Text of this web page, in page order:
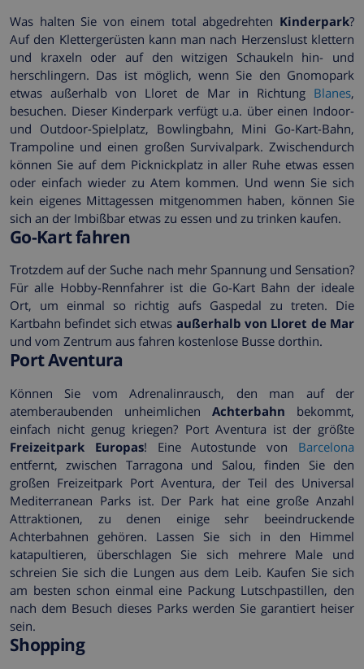
Was halten Sie von einem total abgedrehten Kinderpark?
Auf den Klettergerüsten kann man nach Herzenslust klettern
und kraxeln oder auf den witzigen Schaukeln hin- und
herschlingern. Das ist möglich, wenn Sie den Gnomopark
etwas außerhalb von Lloret de Mar in Richtung Blanes,
besuchen. Dieser Kinderpark verfügt u.a. über einen Indoor-
und Outdoor-Spielplatz, Bowlingbahn, Mini Go-Kart-Bahn,
Trampoline und einen großen Survivalpark. Zwischendurch
können Sie auf dem Picknickplatz in aller Ruhe etwas essen
oder einfach wieder zu Atem kommen. Und wenn Sie sich
kein eigenes Mittagessen mitgenommen haben, können Sie
sich an der Imbißbar etwas zu essen und zu trinken kaufen.
Go-Kart fahren
Trotzdem auf der Suche nach mehr Spannung und Sensation?
Für alle Hobby-Rennfahrer ist die Go-Kart Bahn der ideale
Ort, um einmal so richtig aufs Gaspedal zu treten. Die
Kartbahn befindet sich etwas außerhalb von Lloret de Mar
und vom Zentrum aus fahren kostenlose Busse dorthin.
Port Aventura
Können Sie vom Adrenalinrausch, den man auf der
atemberaubenden unheimlichen Achterbahn bekommt,
einfach nicht genug kriegen? Port Aventura ist der größte
Freizeitpark Europas! Eine Autostunde von Barcelona
entfernt, zwischen Tarragona und Salou, finden Sie den
großen Freizeitpark Port Aventura, der Teil des Universal
Mediterranean Parks ist. Der Park hat eine große Anzahl
Attraktionen, zu denen einige sehr beeindruckende
Achterbahnen gehören. Lassen Sie sich in den Himmel
katapultieren, überschlagen Sie sich mehrere Male und
schreien Sie sich die Lungen aus dem Leib. Kaufen Sie sich
am besten schon einmal eine Packung Lutschpastillen, den
nach dem Besuch dieses Parks werden Sie garantiert heiser
sein.
Shopping